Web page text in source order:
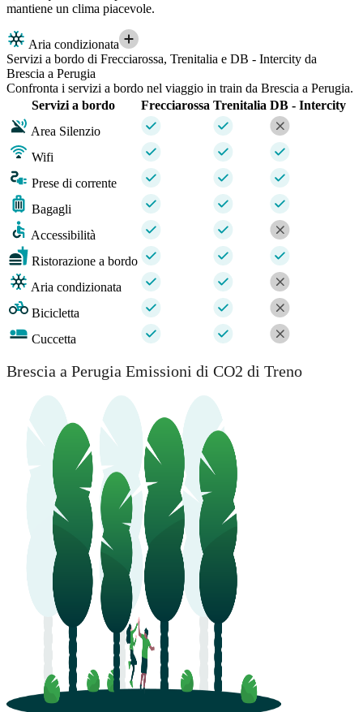
mantiene un clima piacevole.
Aria condizionata
Servizi a bordo di Frecciarossa, Trenitalia e DB - Intercity da
Brescia a Perugia
Confronta i servizi a bordo nel viaggio in train da Brescia a Perugia.
Servizi a bordo
Frecciarossa Trenitalia DB - Intercity
Area Silenzio
Wifi
Prese di corrente
Bagagli
Accessibilità
Ristorazione a bordo
Aria condizionata
Bicicletta
Cuccetta
Brescia a Perugia Emissioni di CO2 di Treno